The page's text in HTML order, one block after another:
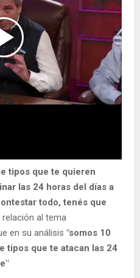
tipos que te quieren
las 24 horas del días a
todo, tenés que
al tema
en su análisis "somos 10
tipos que te atacan las 24